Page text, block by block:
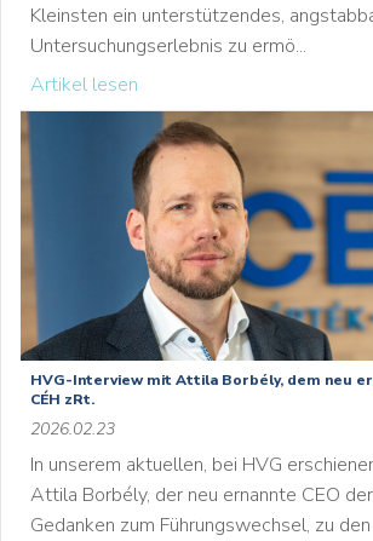
Kleinsten ein unterstützendes,
Untersuchungserlebnis zu ermö...
Artikel lesen
HVG-Interview mit Attila Borbély, dem neu
CÉH zRt.
2026.02.23
In unserem aktuellen, bei HVG
Attila Borbély, der neu ernannte CEO
Gedanken zum Führungswechsel, zu den